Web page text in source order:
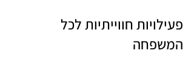
פעילויות חווייתיות לכל
המשפחה